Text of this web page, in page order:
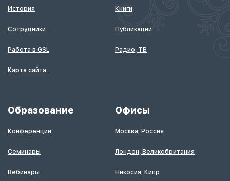
История
Сотрудники
Работа в GSL
Карта сайта
Книги
Публикации
Радио, ТВ
Образование
Конференции
Семинары
Вебинары
Офисы
Москва, Россия
Лондон, Великобритания
Никосия, Кипр